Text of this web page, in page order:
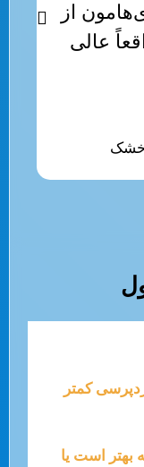
از
عالی
خشک
سایت وردپرسی کمتر
سئو 1404 ماهانه بهتر است یا